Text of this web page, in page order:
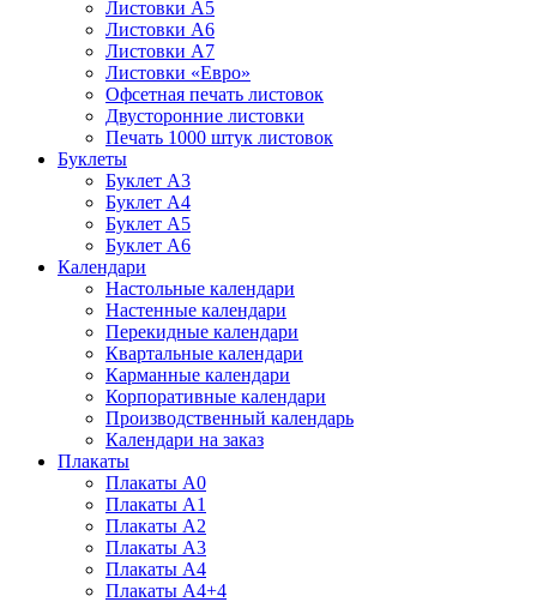
Листовки А5
Листовки А6
Листовки А7
Листовки «Евро»
Офсетная печать листовок
Двусторонние листовки
Печать 1000 штук листовок
Буклеты
Буклет А3
Буклет А4
Буклет А5
Буклет А6
Календари
Настольные календари
Настенные календари
Перекидные календари
Квартальные календари
Карманные календари
Корпоративные календари
Производственный календарь
Календари на заказ
Плакаты
Плакаты А0
Плакаты А1
Плакаты А2
Плакаты А3
Плакаты А4
Плакаты А4+4